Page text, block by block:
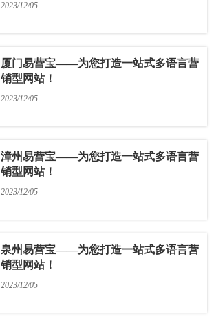
2023/12/05
厦门易营宝——为您打造一站式多语言营
销型网站！
2023/12/05
漳州易营宝——为您打造一站式多语言营
销型网站！
2023/12/05
泉州易营宝——为您打造一站式多语言营
销型网站！
2023/12/05